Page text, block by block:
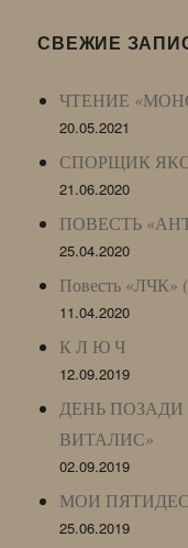
LJ
СВЕЖИЕ
ЧТЕНИЕ
20.05.2021
СПОРЩИК
21.06.2020
ПОВЕСТЬ
25.04.2020
Повесть «ЛЧК»
11.04.2020
К Л Ю Ч
12.09.2019
ДЕНЬ ПОЗАДИ
ВИТАЛИС»
02.09.2019
МОИ
25.06.2019